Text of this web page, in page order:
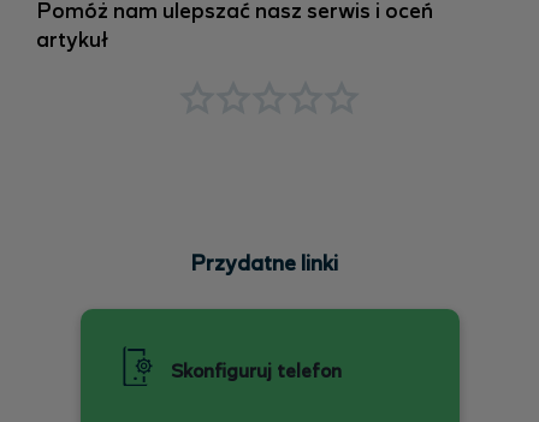
Pomóż nam ulepszać nasz serwis i oceń
artykuł
Przydatne linki
Skonfiguruj telefon